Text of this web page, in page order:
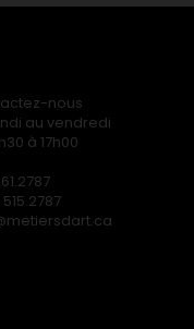
nous
au vendredi
à 17h00
515.2787